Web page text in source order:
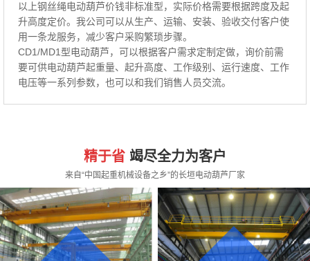
以上钢丝绳电动葫芦价钱非标准型，实际价格需要根据跨度及起
升高度定价。我公司可以从生产、运输、安装、验收交付客户使
用一条龙服务，减少客户采购繁琐步骤。
CD1/MD1型电动葫芦，可以根据客户需求定制定做，询价前需
要可供电动葫芦起重量、起升高度、工作级别、运行速度、工作
电压等一系列参数，也可以和我们销售人员交流。
精于省 竭尽全力为客户
来自“中国起重机械设备之乡”的长垣电动葫芦厂家